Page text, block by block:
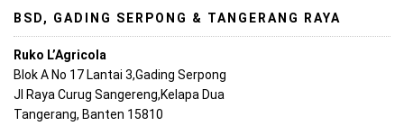
BSD, GADING SERPONG & TANGERANG RAYA
Ruko L’Agricola
Blok A No 17 Lantai 3,Gading Serpong
Jl Raya Curug Sangereng,Kelapa Dua
Tangerang, Banten 15810